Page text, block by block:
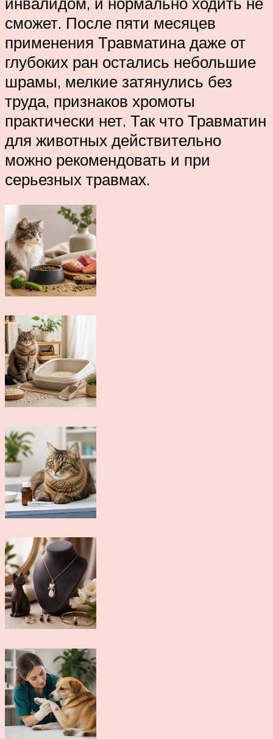
сможет. После пяти месяцев
применения Травматина даже от
глубоких ран остались небольшие
шрамы, мелкие затянулись без
труда, признаков хромоты
практически нет. Так что Травматин
для животных действительно
можно рекомендовать и при
серьезных травмах.